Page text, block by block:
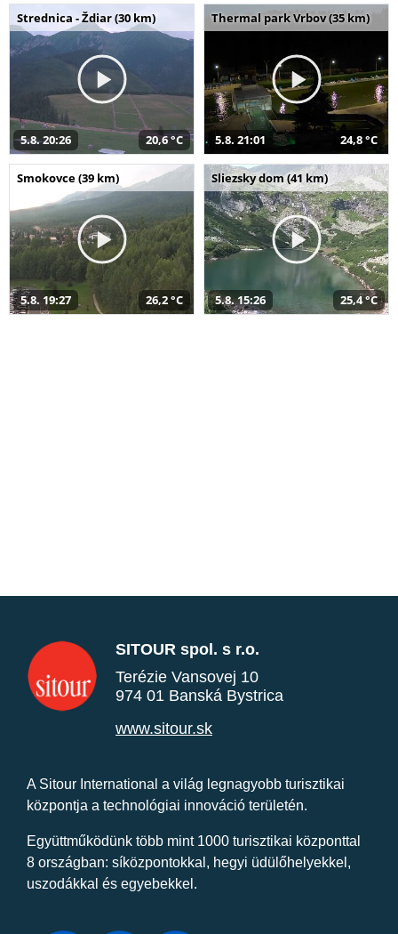
Strednica - Ždiar (30 km)
5.8. 20:26 20,6 °C
Thermal park Vrbov (35 km)
5.8. 21:01 24,8 °C
Smokovce (39 km)
5.8. 19:27 26,2 °C
Sliezsky dom (41 km)
5.8. 15:26 25,4 °C
SITOUR spol. s r.o.
Terézie Vansovej 10
974 01 Banská Bystrica
www.sitour.sk
A Sitour International a világ legnagyobb turisztikai
központja a technológiai innováció területén.
Együttműködünk több mint 1000 turisztikai központtal
8 országban: síközpontokkal, hegyi üdülőhelyekkel,
uszodákkal és egyebekkel.